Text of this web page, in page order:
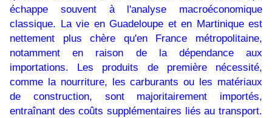
échappe souvent à l'analyse macroéconomique
classique. La vie en Guadeloupe et en Martinique est
nettement plus chère qu'en France métropolitaine,
notamment en raison de la dépendance aux
importations. Les produits de première nécessité,
comme la nourriture, les carburants ou les matériaux
de construction, sont majoritairement importés,
entraînant des coûts supplémentaires liés au transport.